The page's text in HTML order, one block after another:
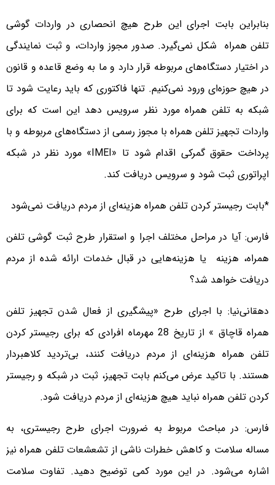
بنابراین بابت اجرای این طرح هیچ انحصاری در واردات گوشی
تلفن همراه شکل نمی‌گیرد. صدور مجوز واردات، و ثبت نمایندگی
در اختیار دستگاه‌های مربوطه قرار دارد و ما به وضع قاعده و قانون
در هیچ حوزه‌ای ورود نمی‌کنیم. تنها فاکتوری که باید رعایت شود تا
شبکه به تلفن همراه مورد نظر سرویس دهد این است که برای
واردات تجهیز تلفن همراه با مجوز رسمی از دستگاه‌های مربوطه و با
پرداخت حقوق گمرکی اقدام شود تا «IMEI» مورد نظر در شبکه
اپراتوری ثبت شود و سرویس دریافت کند.
*بابت رجیستر کردن تلفن همراه هزینه‌ای از مردم دریافت نمی‌شود
فارس: آیا در مراحل مختلف اجرا و استقرار طرح ثبت گوشی تلفن
همراه، هزینه یا هزینه‌هایی در قبال خدمات ارائه شده از مردم
دریافت خواهد شد؟
دهقانی‌نیا: با اجرای طرح «پیشگیری از فعال شدن تجهیز تلفن
همراه قاچاق » از تاریخ 28 مهرماه افرادی که برای رجیستر کردن
تلفن همراه هزینه‌ای از مردم دریافت کنند، بی‌تردید کلاهبردار
هستند. با تاکید عرض می‌کنم بابت تجهیز، ثبت در شبکه و رجیستر
کردن تلفن همراه نباید هیچ هزینه‌ای از مردم دریافت شود.
فارس: در مباحث مربوط به ضرورت اجرای طرح رجیستری، به
مساله سلامت و کاهش خطرات ناشی از تشعشعات تلفن همراه نیز
اشاره می‌شود. در این مورد کمی توضیح دهید. تفاوت سلامت